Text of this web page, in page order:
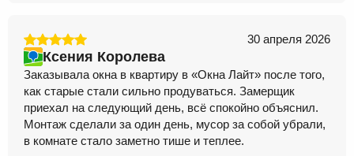
30 апреля 2026
Ксения Королева
Заказывала окна в квартиру в «Окна Лайт» после того,
как старые стали сильно продуваться. Замерщик
приехал на следующий день, всё спокойно объяснил.
Монтаж сделали за один день, мусор за собой убрали,
в комнате стало заметно тише и теплее.